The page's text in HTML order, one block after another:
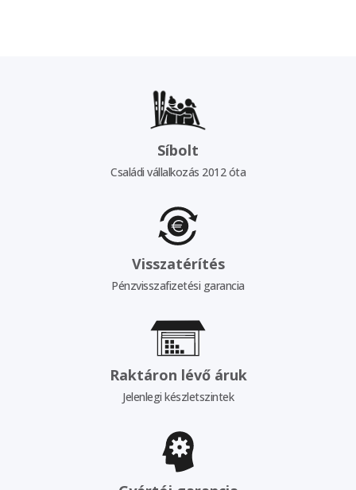
Síbolt
Családi vállalkozás 2012 óta
Visszatérítés
Pénzvisszafizetési garancia
Raktáron lévő áruk
Jelenlegi készletszintek